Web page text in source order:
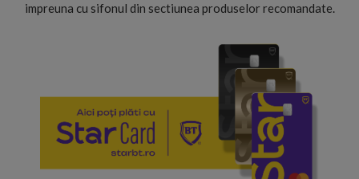
impreuna cu sifonul din sectiunea produselor recomandate.